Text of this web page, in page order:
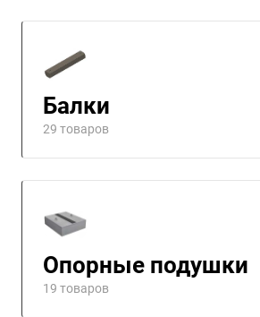
Балки
29 товаров
Опорные подушки
19 товаров